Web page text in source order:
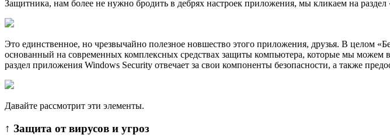
Защитника, нам более не нужно бродить в дебрях настроек приложения, мы кликаем на
Это единственное, но чрезвычайно полезное новшество этого приложения, друзья. В целом
основанный на современных комплексных средствах защиты компьютера, которые мы
раздел приложения Windows Security отвечает за свои компоненты безопасности, а также
Давайте рассмотрит эти элементы.
↑ Защита от вирусов и угроз